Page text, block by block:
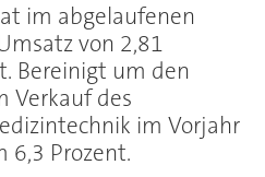
im abgelaufenen
von 2,81
Bereinigt um den
Verkauf des
im Vorjahr
6,3 Prozent.